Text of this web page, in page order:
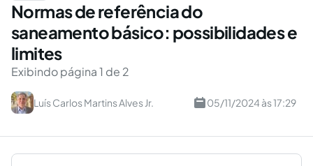
Normas de referência do
saneamento básico: possibilidades e
limites
Exibindo página 1 de 2
Luís Carlos Martins Alves Jr. 05/11/2024 às 17:29